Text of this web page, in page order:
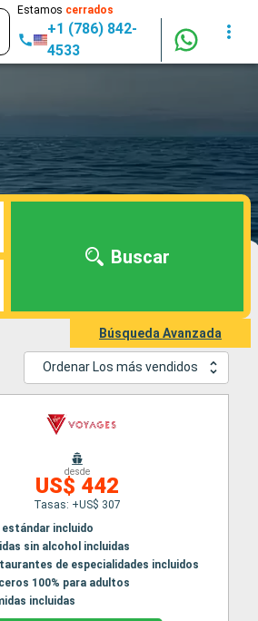
Estamos cerrados
+1 (786) 842-
4533
Buscar
Búsqueda Avanzada
Ordenar Los más vendidos
desde
US$ 442
Tasas: +US$ 307
estándar incluido
sin alcohol incluidas
de especialidades incluidos
100% para adultos
incluidas